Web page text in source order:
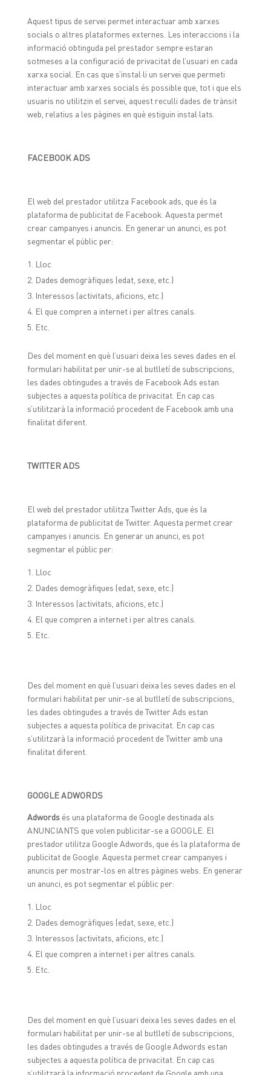
Aquest tipus de servei permet interactuar amb xarxes
socials o altres plataformes externes. Les interaccions i la
informació obtinguda pel prestador sempre estaran
sotmeses a la configuració de privacitat de l’usuari en cada
xarxa social. En cas que s’instal·li un servei que permeti
interactuar amb xarxes socials és possible que, tot i que els
usuaris no utilitzin el servei, aquest reculli dades de trànsit
web, relatius a les pàgines en què estiguin instal·lats.
FACEBOOK ADS
El web del prestador utilitza Facebook ads, que és la
plataforma de publicitat de Facebook. Aquesta permet
crear campanyes i anuncis. En generar un anunci, es pot
segmentar el públic per:
Lloc
Dades demogràfiques (edat, sexe, etc.)
Interessos (activitats, aficions, etc.)
El que compren a internet i per altres canals.
Etc.
Des del moment en què l’usuari deixa les seves dades en el
formulari habilitat per unir-se al butlletí de subscripcions,
les dades obtingudes a través de Facebook Ads estan
subjectes a aquesta política de privacitat. En cap cas
s’utilitzarà la informació procedent de Facebook amb una
finalitat diferent.
TWITTER ADS
El web del prestador utilitza Twitter Ads, que és la
plataforma de publicitat de Twitter. Aquesta permet crear
campanyes i anuncis. En generar un anunci, es pot
segmentar el públic per:
Lloc
Dades demogràfiques (edat, sexe, etc.)
Interessos (activitats, aficions, etc.)
El que compren a internet i per altres canals.
Etc.
Des del moment en què l’usuari deixa les seves dades en el
formulari habilitat per unir-se al butlletí de subscripcions,
les dades obtingudes a través de Twitter Ads estan
subjectes a aquesta política de privacitat. En cap cas
s’utilitzarà la informació procedent de Twitter amb una
finalitat diferent.
GOOGLE ADWORDS
Adwords és una plataforma de Google destinada als
ANUNCIANTS que volen publicitar-se a GOOGLE. El
prestador utilitza Google Adwords, que és la plataforma de
publicitat de Google. Aquesta permet crear campanyes i
anuncis per mostrar-los en altres pàgines webs. En generar
un anunci, es pot segmentar el públic per:
Lloc
Dades demogràfiques (edat, sexe, etc.)
Interessos (activitats, aficions, etc.)
El que compren a internet i per altres canals.
Etc.
Des del moment en què l’usuari deixa les seves dades en el
formulari habilitat per unir-se al butlletí de subscripcions,
les dades obtingudes a través de Google Adwords estan
subjectes a aquesta política de privacitat. En cap cas
s’utilitzarà la informació procedent de Google amb una